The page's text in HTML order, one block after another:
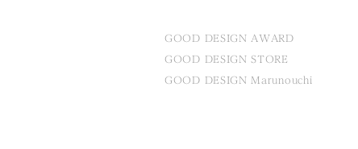
GOOD DESIGN AWARD
GOOD DESIGN STORE
GOOD DESIGN Marunouchi